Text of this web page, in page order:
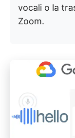
vocali o la
Zoom.